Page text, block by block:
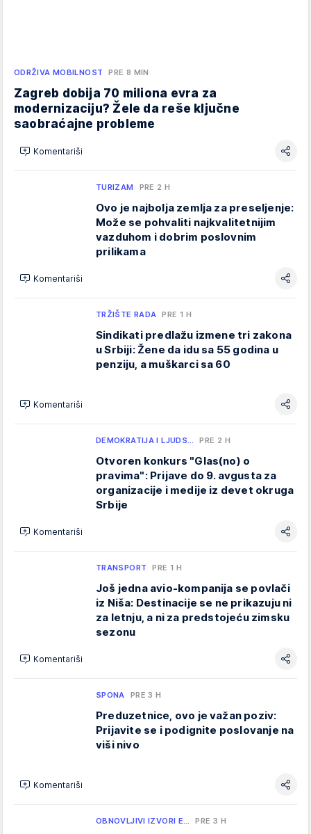
ODRŽIVA MOBILNOST PRE 8 MIN
Zagreb dobija 70 miliona evra za
modernizaciju? Žele da reše ključne
saobraćajne probleme
Komentariši
TURIZAM PRE 2 H
Ovo je najbolja zemlja za preseljenje:
Može se pohvaliti najkvalitetnijim
vazduhom i dobrim poslovnim
prilikama
Komentariši
TRŽIŠTE RADA PRE 1 H
Sindikati predlažu izmene tri zakona
u Srbiji: Žene da idu sa 55 godina u
penziju, a muškarci sa 60
Komentariši
DEMOKRATIJA I LJUDS… PRE 2 H
Otvoren konkurs "Glas(no) o
pravima": Prijave do 9. avgusta za
organizacije i medije iz devet okruga
Srbije
Komentariši
TRANSPORT PRE 1 H
Još jedna avio-kompanija se povlači
iz Niša: Destinacije se ne prikazuju ni
za letnju, a ni za predstojeću zimsku
sezonu
Komentariši
SPONA PRE 3 H
Preduzetnice, ovo je važan poziv:
Prijavite se i podignite poslovanje na
viši nivo
Komentariši
OBNOVLJIVI IZVORI E… PRE 3 H